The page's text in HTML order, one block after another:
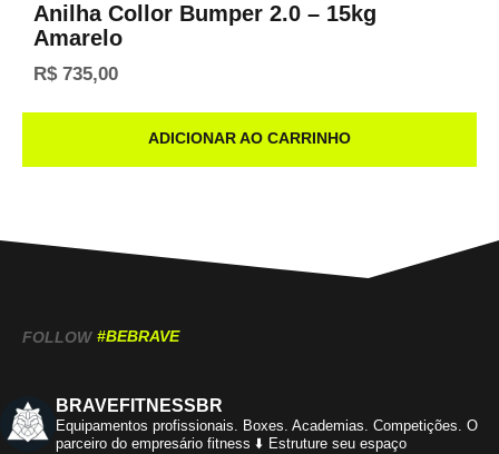
Anilha Collor Bumper 2.0 – 15kg
Amarelo
R$735,00
ADICIONAR AO CARRINHO
FOLLOW #BEBRAVE
BRAVEFITNESSBR
Equipamentos profissionais. Boxes. Academias. Competições. O
parceiro do empresário fitness ⬇️ Estruture seu espaço